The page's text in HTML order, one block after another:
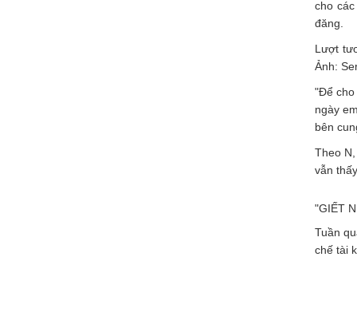
cho
đăng.
Lượt
Ảnh:
"Để cho
ngày
bên
Theo
vẫn
"GIẾT
Tuần
chế tài